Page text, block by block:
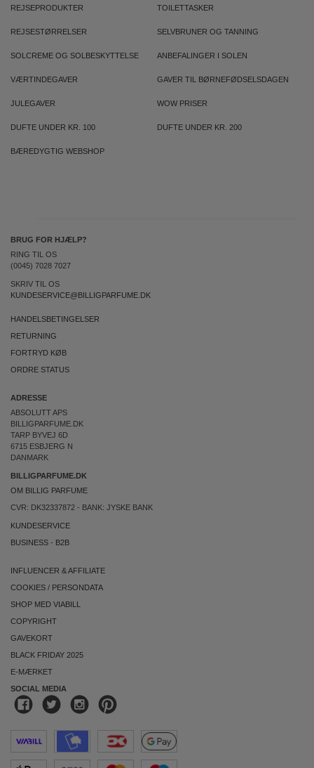
REJSEPRODUKTER TOILETTASKER
REJSESTØRRELSER SELVBRUNER OG TANNING
SOLCREME OG SOLBESKYTTELSE ANBEFALINGER I SOLEN
VÆRTINDEGAVER GAVER TIL BØRNEFØDSELSDAGEN
JULEGAVER WOW PRISER
DUFTE UNDER KR. 100 DUFTE UNDER KR. 200
BÆREDYGTIG WEBSHOP
BRUG FOR HJÆLP?
RING TIL OS
(0045) 7028 7027
SKRIV TIL OS
KUNDESERVICE@BILLIGPARFUME.DK
HANDELSBETINGELSER
RETURNING
FORTRYD KØB
ORDRE STATUS
ADRESSE
ABSOLUTT APS
BILLIGPARFUME.DK
TARP BYVEJ 6D
6715 ESBJERG N
DANMARK
BILLIGPARFUME.DK
OM BILLIG PARFUME
CVR: DK32337872 - BANK: JYSKE BANK
KUNDESERVICE
BUSINESS - B2B
INFLUENCER & AFFILIATE
COOKIES / PERSONDATA
SHOP MED VIABILL
COPYRIGHT
GAVEKORT
BLACK FRIDAY 2025
E-MÆRKET
SOCIAL MEDIA